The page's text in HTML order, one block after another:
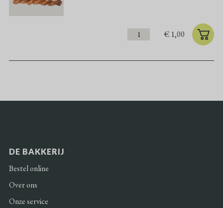
€ 1,00
DE BAKKERIJ
Bestel online
Over ons
Onze service